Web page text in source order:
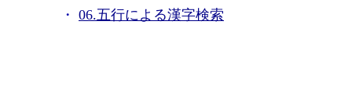
06.五行による漢字検索